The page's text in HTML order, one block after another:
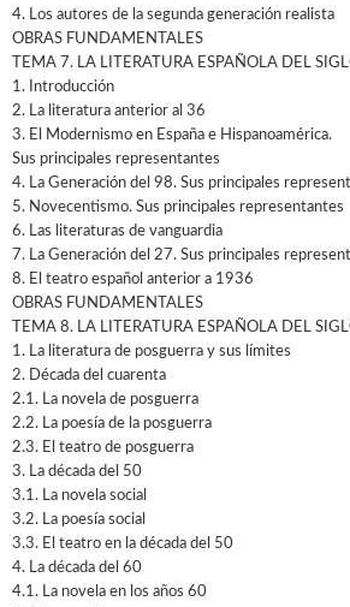
4. Los autores de la segunda generación realista
OBRAS FUNDAMENTALES
TEMA 7. LA LITERATURA ESPAÑOLA DEL
1. Introducción
2. La literatura anterior al 36
3. El Modernismo en España e Hispanoamérica.
Sus principales representantes
4. La Generación del 98. Sus principales
5. Novecentismo. Sus principales representantes
6. Las literaturas de vanguardia
7. La Generación del 27. Sus principales
8. El teatro español anterior a 1936
OBRAS FUNDAMENTALES
TEMA 8. LA LITERATURA ESPAÑOLA DEL
1. La literatura de posguerra y sus límites
2. Década del cuarenta
2.1. La novela de posguerra
2.2. La poesía de la posguerra
2.3. El teatro de posguerra
3. La década del 50
3.1. La novela social
3.2. La poesía social
3.3. El teatro en la década del 50
4. La década del 60
4.1. La novela en los años 60